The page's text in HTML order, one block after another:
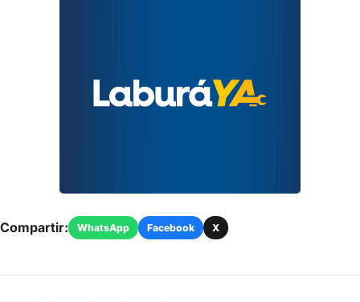
Compartir: WhatsApp Facebook X